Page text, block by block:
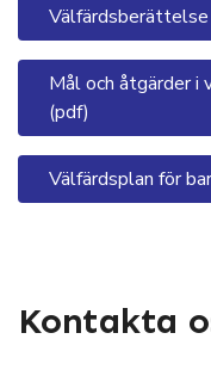
Mål och åtgärder
(pdf)
Välfärdsplan för
Kontakta